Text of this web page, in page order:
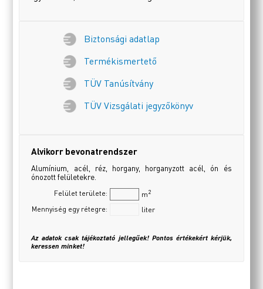
Biztonsági adatlap
Termékismertető
TÜV Tanúsítvány
TÜV Vizsgálati jegyzőkönyv
Alvikorr bevonatrendszer
Alumínium, acél, réz, horgany, horganyzott acél, ón és
ónozott felületekre.
Felület területe: m2
Mennyiség egy rétegre: liter
Az adatok csak tájékoztató jellegűek! Pontos értékekért kérjük,
keressen minket!